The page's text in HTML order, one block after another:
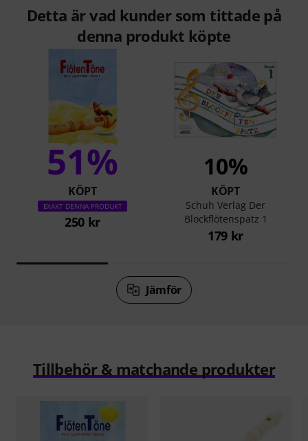
Detta är vad kunder som tittade på
denna produkt köpte
51%
KÖPT
EXAKT DENNA PRODUKT
250 kr
10%
KÖPT
Schuh Verlag Der
Blockflötenspatz 1
179 kr
Jämför
Tillbehör & matchande produkter